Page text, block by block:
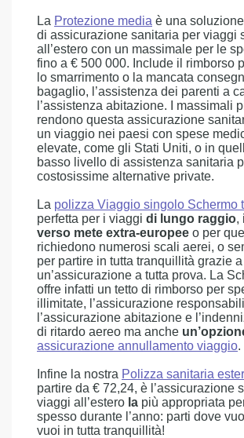
La Protezione media è una
di assicurazione sanitaria per viaggi
all’estero con un massimale per le
fino a € 500 000. Include il rimborso
lo smarrimento o la mancata
bagaglio, l’assistenza dei parenti a
l’assistenza abitazione. I massimali
rendono questa assicurazione
un viaggio nei paesi con spese
elevate, come gli Stati Uniti, o in
basso livello di assistenza sanitaria
costosissime alternative private.
La polizza Viaggio singolo Schermo
perfetta per i viaggi di lungo raggio,
verso mete extra-europee o per
richiedono numerosi scali aerei, o
per partire in tutta tranquillità grazie a
un’assicurazione a tutta prova. La
offre infatti un tetto di rimborso per
illimitate, l’assicurazione
l’assicurazione abitazione e
di ritardo aereo ma anche
assicurazione annullamento viaggio.
Infine la nostra Polizza sanitaria
partire da € 72,24, è l’assicurazione
viaggi all’estero la più appropriata
spesso durante l’anno: parti dove
vuoi in tutta tranquillità!